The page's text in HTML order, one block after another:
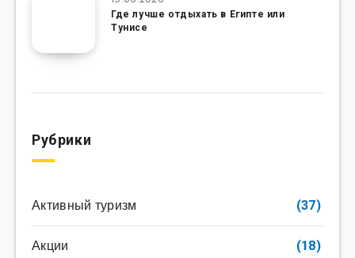
Где лучше отдыхать в Египте или
Тунисе
Рубрики
Активный туризм (37)
Акции (18)